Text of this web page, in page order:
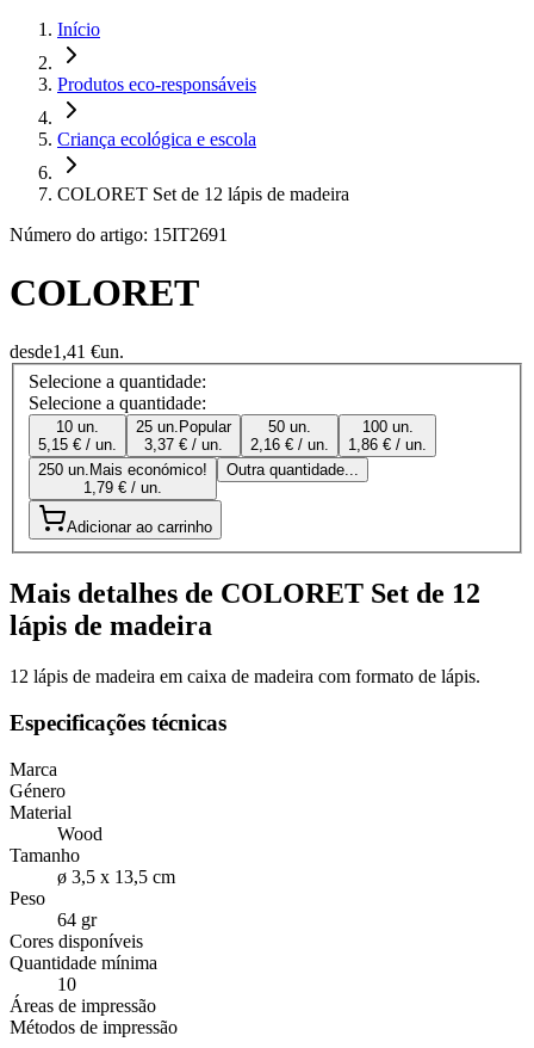
Início
Produtos eco-responsáveis
Criança ecológica e escola
COLORET Set de 12 lápis de madeira
Número do artigo: 15IT2691
COLORET
desde1,41 €un.
Selecione a quantidade:
Selecione a quantidade:
10 un.
5,15 € / un.
25 un. Popular
3,37 € / un.
50 un.
2,16 € / un.
100 un.
1,86 € / un.
250 un. Mais económico!
1,79 € / un.
Outra quantidade...
Adicionar ao carrinho
Mais detalhes de COLORET Set de 12
lápis de madeira
12 lápis de madeira em caixa de madeira com formato de lápis.
Especificações técnicas
Marca
Género
Material
Wood
Tamanho
ø 3,5 x 13,5 cm
Peso
64 gr
Cores disponíveis
Quantidade mínima
10
Áreas de impressão
Métodos de impressão